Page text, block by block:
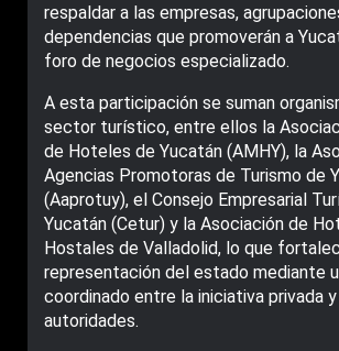
respaldar a las empresas,
dependencias que promoverán a
foro de negocios especializado.
A esta participación se suman
sector turístico, entre ellos la
de Hoteles de Yucatán (AMHY), la
Agencias Promotoras de Turismo de
(Aaprotuy), el Consejo Empresarial
Yucatán (Cetur) y la Asociación de
Hostales de Valladolid, lo que
representación del estado mediante
coordinado entre la iniciativa privada
autoridades.